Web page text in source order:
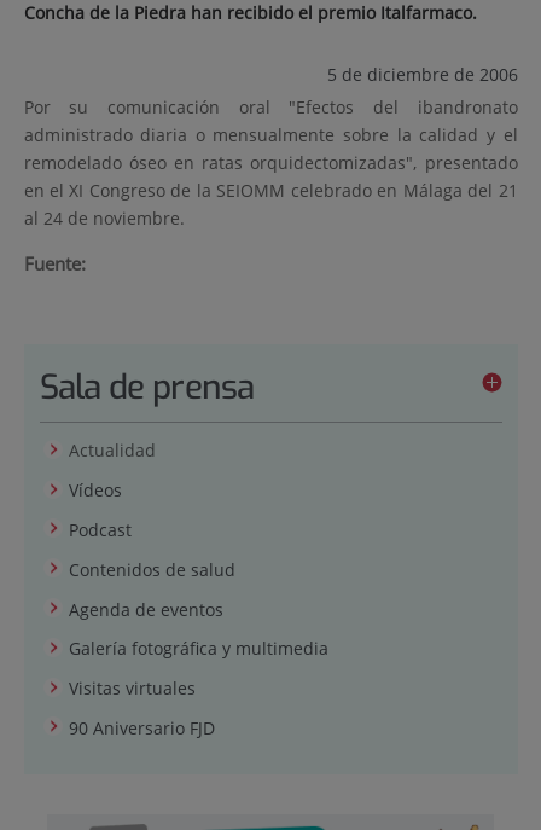
Concha de la Piedra han recibido el premio Italfarmaco.
5 de diciembre de 2006
Por su comunicación oral "Efectos del ibandronato
administrado diaria o mensualmente sobre la calidad y el
remodelado óseo en ratas orquidectomizadas", presentado
en el XI Congreso de la SEIOMM celebrado en Málaga del 21
al 24 de noviembre.
Fuente:
Sala de prensa
Actualidad
Vídeos
Podcast
Contenidos de salud
Agenda de eventos
Galería fotográfica y multimedia
Visitas virtuales
90 Aniversario FJD